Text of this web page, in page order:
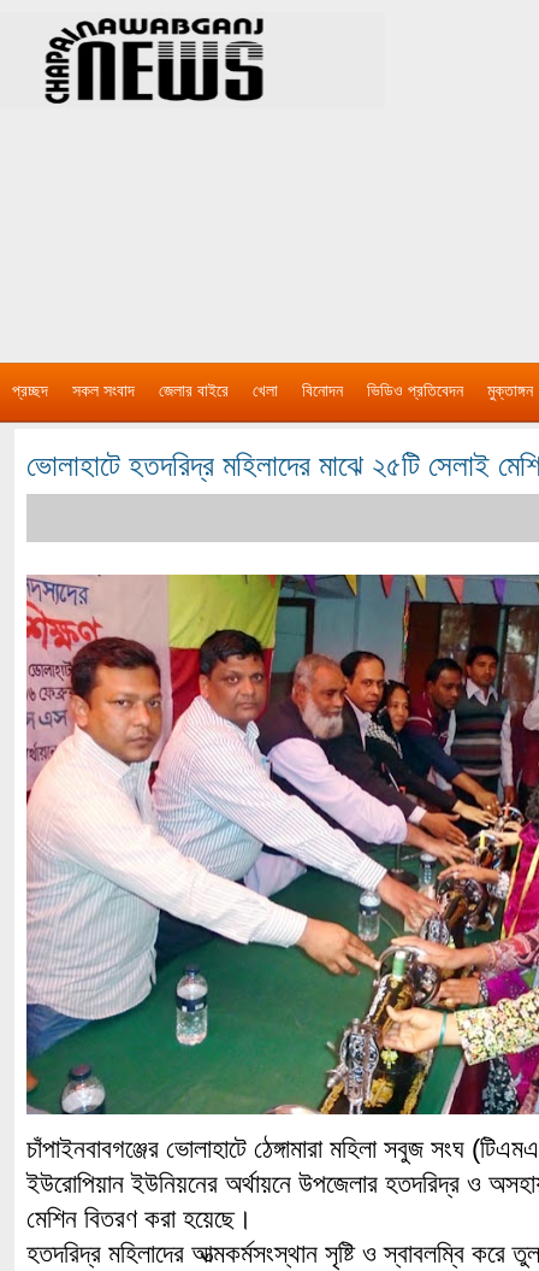
প্রচ্ছদ সকল সংবাদ জেলার বাইরে খেলা বিনোদন ভিডিও প্রতিবেদন মুক্তাঙ্গন
ভোলাহাটে হতদরিদ্র মহিলাদের মাঝে ২৫টি সেলাই
চাঁপাইনবাবগঞ্জের ভোলাহাটে ঠেঙ্গামারা মহিলা সবুজ সংঘ
ইউরোপিয়ান ইউনিয়নের অর্থায়নে উপজেলার হতদরিদ্র ও
মেশিন বিতরণ করা হয়েছে।
হতদরিদ্র মহিলাদের আত্মকর্মসংস্থান সৃষ্টি ও স্বাবলম্বি করে